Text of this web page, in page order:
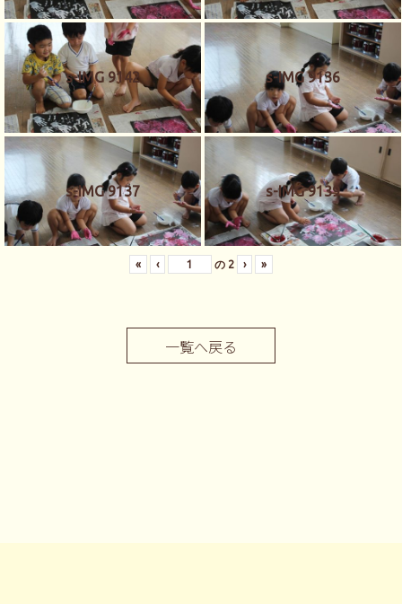
s-IMG 9142 s-IMG 9136
s-IMG 9137 s-IMG 9139
« ‹ の 2 › »
一覧へ戻る